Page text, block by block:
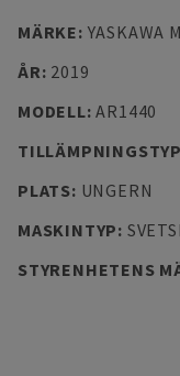
MÄRKE: YASKAWA
ÅR: 2019
MODELL:AR1440
TILLÄMPNINGSTYP
PLATS: UNGERN
MASKINTYP:
STYRENHETENS